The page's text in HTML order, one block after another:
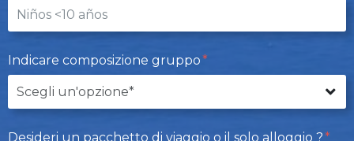
Indicare composizione gruppo
Desideri un pacchetto di viaggio o il solo alloggio ?